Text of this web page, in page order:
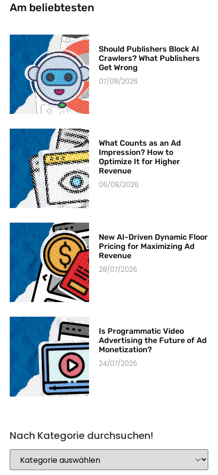
Am beliebtesten
Should Publishers Block AI
Crawlers? What Publishers
Get Wrong
07/08/2026
What Counts as an Ad
Impression? How to
Optimize It for Higher
Revenue
06/08/2026
New AI-Driven Dynamic Floor
Pricing for Maximizing Ad
Revenue
28/07/2026
Is Programmatic Video
Advertising the Future of Ad
Monetization?
24/07/2026
Nach Kategorie durchsuchen!